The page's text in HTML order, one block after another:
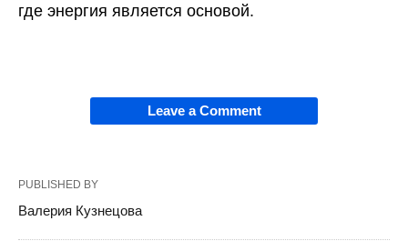
где энергия является основой.
Leave a Comment
PUBLISHED BY
Валерия Кузнецова